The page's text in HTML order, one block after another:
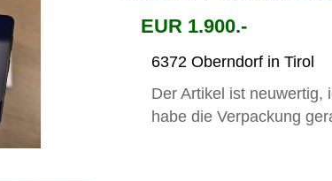
EUR 1.900.-
6372 Oberndorf in Tirol
Der Artikel ist neuwertig,
habe die Verpackung